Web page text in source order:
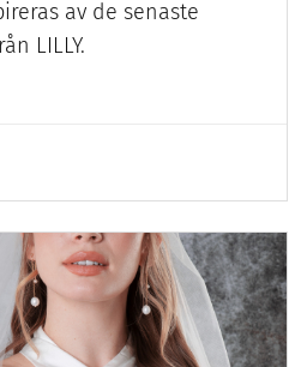
av de senaste
LILLY.